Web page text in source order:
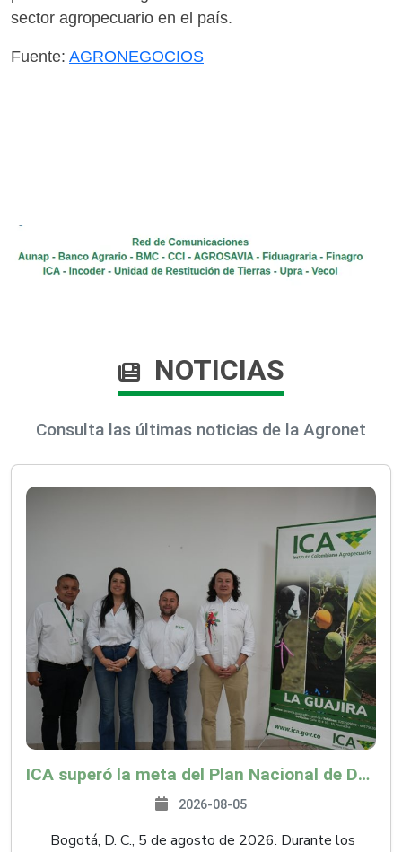
sector agropecuario en el país.​
Fuente: AGRONEGOCIOS​
NOTICIAS
Consulta las últimas noticias de la Agronet
ICA superó la meta del Plan Nacional de Desarrollo y abrió 61 mercados internacionales
2026-08-05
Bogotá, D. C., 5 de agosto de 2026. Durante los